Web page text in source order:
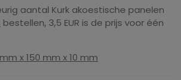
aantal Kurk akoestische panelen
bestellen, 3,5 EUR is de prijs voor één
x 150 mm x 10 mm